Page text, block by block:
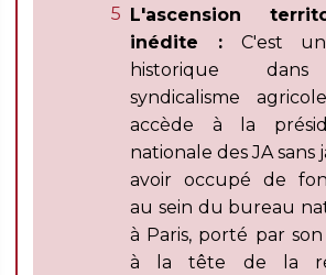
L'ascension
inédite :C'est
historique
syndicalisme
accède à la
nationale des JA sans
avoir occupé de
au sein du bureau
à Paris, porté par
à la tête de la